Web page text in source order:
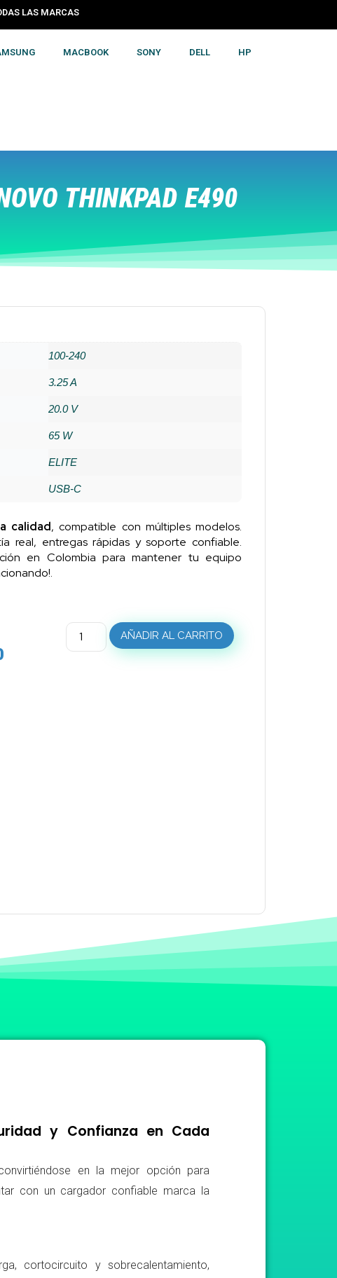
LAS MARCAS
MACBOOK SONY DELL HP
THINKPAD E490
100-240
3.25 A
20.0 V
65 W
ELITE
USB-C
calidad, compatible con múltiples modelos.
real, entregas rápidas y soporte confiable.
en Colombia para mantener tu equipo
AÑADIR AL CARRITO
y Confianza en Cada
en la mejor opción para
con un cargador confiable marca la
cortocircuito y sobrecalentamiento,